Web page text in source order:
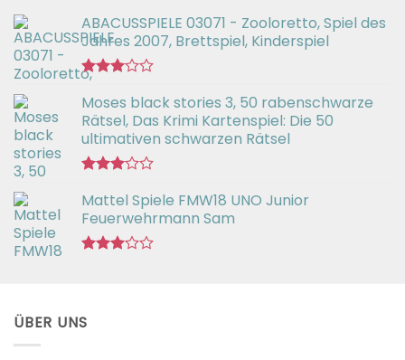
ABACUSSPIELE 03071 - Zooloretto, Spiel des
Jahres 2007, Brettspiel, Kinderspiel
mit
3.02
von 5
Moses black stories 3, 50 rabenschwarze
Rätsel, Das Krimi Kartenspiel: Die 50
ultimativen schwarzen Rätsel
mit
3.00
von 5
Mattel Spiele FMW18 UNO Junior
Feuerwehrmann Sam
ÜBER UNS